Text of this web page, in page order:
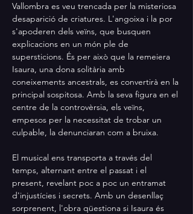
Vallombra es veu trencada per la misteriosa
desaparició de criatures. L'angoixa i la por
s'apoderen dels veïns, que busquen
explicacions en un món ple de
supersticions. És per això que la remeiera
Isaura, una dona solitària amb
coneixements ancestrals, es convertirà en la
principal sospitosa. Amb la seva figura en el
centre de la controvèrsia, els veïns,
empesos per la necessitat de trobar un
culpable, la denunciaran com a bruixa.
El musical ens transporta a través del
temps, alternant entre el passat i el
present, revelant poc a poc un entramat
d'injustícies i secrets. Amb un desenllaç
sorprenent, l'obra qüestiona si Isaura és